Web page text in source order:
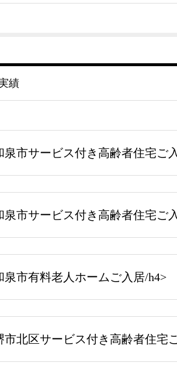
績
泉市サービス付き高齢者住宅ご
泉市サービス付き高齢者住宅ご
泉市有料老人ホームご入居/h4>
市北区サービス付き高齢者住宅